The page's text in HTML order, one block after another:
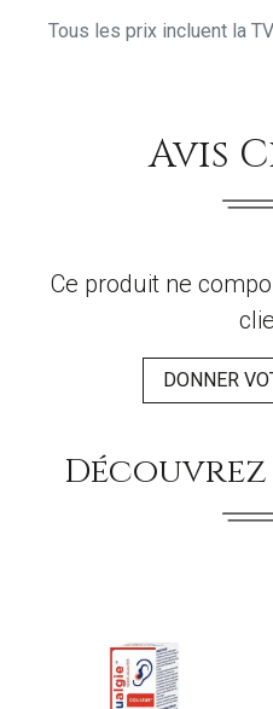
Tous les prix incluent la
Avis
Ce produit ne
DONNER